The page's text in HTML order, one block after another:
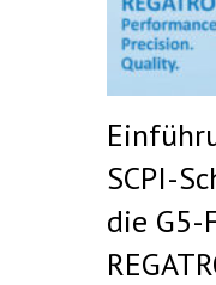
SCPI-
die G5-